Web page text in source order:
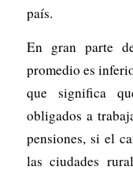
país.
En gran parte
promedio es
que significa
obligados a
pensiones, si el
las ciudades